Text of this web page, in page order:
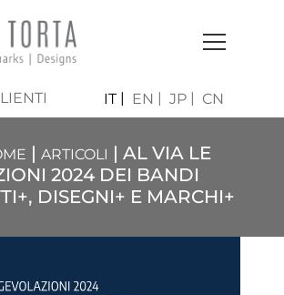
IT EN JP CN
| ARTICOLI | AL VIA LE
2024 DEI BANDI
DISEGNI+ E MARCHI+